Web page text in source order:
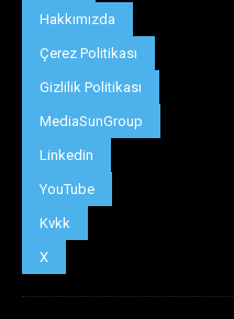
Hakkımızda
Çerez Politikası
Gizlilik Politikası
MediaSunGroup
Linkedin
YouTube
Kvkk
X